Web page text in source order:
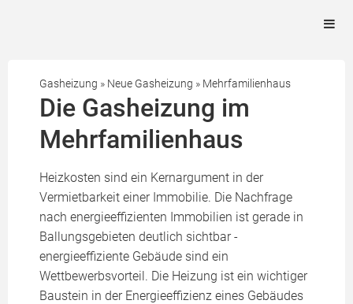
Gasheizung » Neue Gasheizung » Mehrfamilienhaus
Die Gasheizung im
Mehrfamilienhaus
Heizkosten sind ein Kernargument in der
Vermietbarkeit einer Immobilie. Die Nachfrage
nach energieeffizienten Immobilien ist gerade in
Ballungsgebieten deutlich sichtbar -
energieeffiziente Gebäude sind ein
Wettbewerbsvorteil. Die Heizung ist ein wichtiger
Baustein in der Energieeffizienz eines Gebäudes